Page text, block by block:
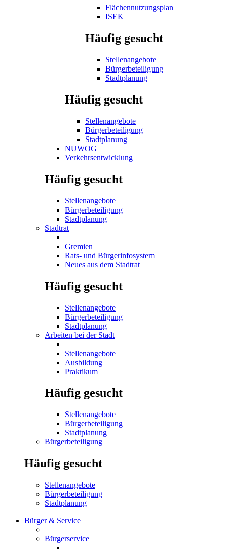
Flächennutzungsplan
ISEK
Häufig gesucht
Stellenangebote
Bürgerbeteiligung
Stadtplanung
Häufig gesucht
Stellenangebote
Bürgerbeteiligung
Stadtplanung
NUWOG
Verkehrsentwicklung
Häufig gesucht
Stellenangebote
Bürgerbeteiligung
Stadtplanung
Stadtrat
Gremien
Rats- und Bürgerinfosystem
Neues aus dem Stadtrat
Häufig gesucht
Stellenangebote
Bürgerbeteiligung
Stadtplanung
Arbeiten bei der Stadt
Stellenangebote
Ausbildung
Praktikum
Häufig gesucht
Stellenangebote
Bürgerbeteiligung
Stadtplanung
Bürgerbeteiligung
Häufig gesucht
Stellenangebote
Bürgerbeteiligung
Stadtplanung
Bürger & Service
Bürgerservice